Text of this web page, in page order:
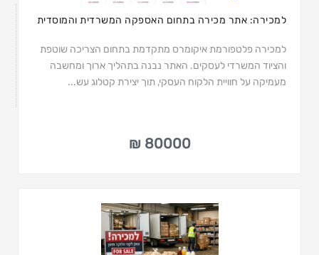
למכירה: אתר מכירה בתחום האספקה המשרדית והמוסדית
למכירה פלטפורמת איקומרס מתקדמת בתחום הצריכה שוטפת
והציוד המשרדי לעסקים. האתר נבנה בתהליך ארוך ומחשבה
מעמיקה על חוויית הלקוח העסקי, תוך יצירת קטלוג עש...
80000 ₪